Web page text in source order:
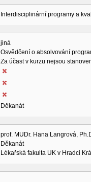
Interdisciplinární programy a
jiná
Osvědčení o absolvování
Za účast v kurzu nejsou
Děkanát
prof. MUDr. Hana Langrová,
Děkanát
Lékařská fakulta UK v Hradci